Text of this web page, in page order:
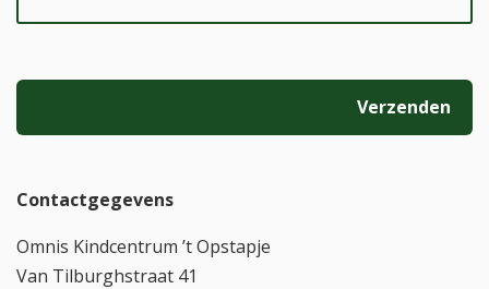
Gelieve
leeg te
Contactgegevens
Omnis Kindcentrum ’t Opstapje
Van Tilburghstraat 41